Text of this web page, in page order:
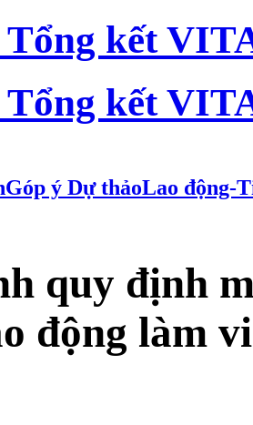
kết
kết
Góp ý Dự thảoLao động-
quy định
động làm